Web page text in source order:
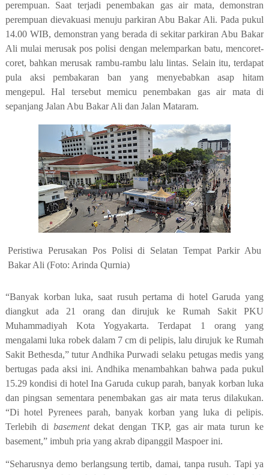
perempuan. Saat terjadi penembakan gas air mata, demonstran
perempuan dievakuasi menuju parkiran Abu Bakar Ali. Pada pukul
14.00 WIB, demonstran yang berada di sekitar parkiran Abu Bakar
Ali mulai merusak pos polisi dengan melemparkan batu, mencoret-
coret, bahkan merusak rambu-rambu lalu lintas. Selain itu, terdapat
pula aksi pembakaran ban yang menyebabkan asap hitam
mengepul. Hal tersebut memicu penembakan gas air mata di
sepanjang Jalan Abu Bakar Ali dan Jalan Mataram.
Peristiwa Perusakan Pos Polisi di Selatan Tempat Parkir Abu
Bakar Ali (Foto: Arinda Qurnia)
“Banyak korban luka, saat rusuh pertama di hotel Garuda yang
diangkut ada 21 orang dan dirujuk ke Rumah Sakit PKU
Muhammadiyah Kota Yogyakarta. Terdapat 1 orang yang
mengalami luka robek dalam 7 cm di pelipis, lalu dirujuk ke Rumah
Sakit Bethesda,” tutur Andhika Purwadi selaku petugas medis yang
bertugas pada aksi ini. Andhika menambahkan bahwa pada pukul
15.29 kondisi di hotel Ina Garuda cukup parah, banyak korban luka
dan pingsan sementara penembakan gas air mata terus dilakukan.
“Di hotel Pyrenees parah, banyak korban yang luka di pelipis.
Terlebih di basementdekat dengan TKP, gas air mata turun ke
basement,” imbuh pria yang akrab dipanggil Maspoer ini.
“Seharusnya demo berlangsung tertib, damai, tanpa rusuh. Tapi ya